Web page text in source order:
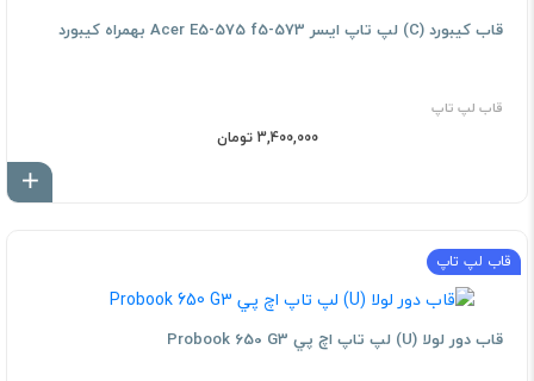
قاب کيبورد (C) لپ تاپ ايسر Acer E5-575 f5-573 بهمراه کیبورد
قاب لپ تاپ
3,400,000 تومان
قاب لپ تاپ
قاب دور لولا (U) لپ تاپ اچ پي Probook 650 G3